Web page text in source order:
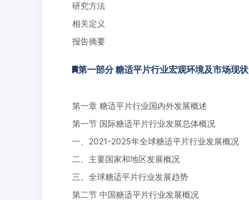
研究方法
相关定义
报告摘要
第一部分 糖适平片行业宏观环境及市场现状
第一章 糖适平片行业国内外发展概述
第一节 国际糖适平片行业发展总体概况
一、2021-2025年全球糖适平片行业发展概况
二、主要国家和地区发展概况
三、全球糖适平片行业发展趋势
第二节 中国糖适平片行业发展概况